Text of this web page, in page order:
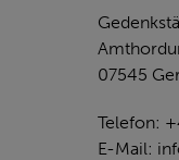
07545
Telefon:
E-Mail: